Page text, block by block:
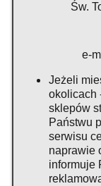
Św.
e-
Jeżeli
okolicach
sklepów
Państwu
serwisu
naprawie
informuje